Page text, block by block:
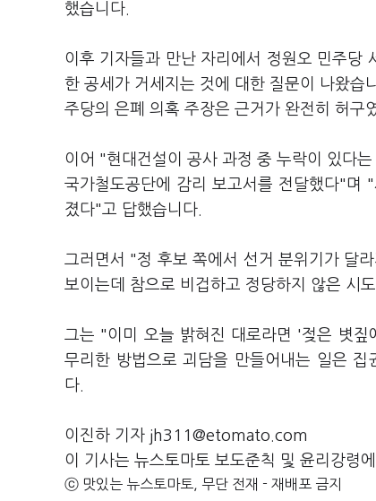
했습니다.
이후 기자들과 만난 자리에서 정원오 민주당
한 공세가 거세지는 것에 대한 질문이 나왔
주당의 은폐 의혹 주장은 근거가 완전히 허구
이어 "현대건설이 공사 과정 중 누락이 있다
국가철도공단에 감리 보고서를 전달했다"며
졌다"고 답했습니다.
그러면서 "정 후보 쪽에서 선거 분위기가 달
보이는데 참으로 비겁하고 정당하지 않은 시
그는 "이미 오늘 밝혀진 대로라면 '젖은 볏짚
무리한 방법으로 괴담을 만들어내는 일은
다.
이진하 기자 jh311@etomato.com
이 기사는 뉴스토마토 보도준칙 및 윤리강령
ⓒ 맛있는 뉴스토마토, 무단 전재 - 재배포 금지